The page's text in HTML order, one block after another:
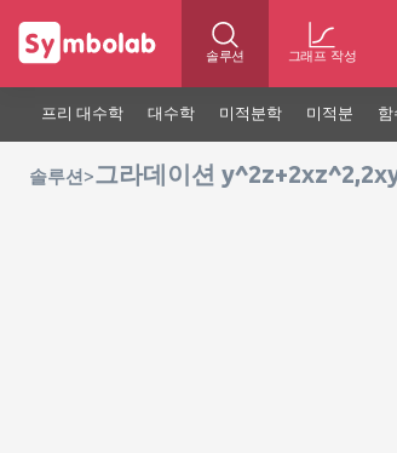
솔루션 그래프 작성
프리 대수학 대수학 미적분학 미적분 함
솔루션 >그라데이션